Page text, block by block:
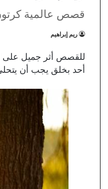
قصص عالمية
ريم إبراهيم
للقصص أثر جميل على
أحد بخلق يجب أن